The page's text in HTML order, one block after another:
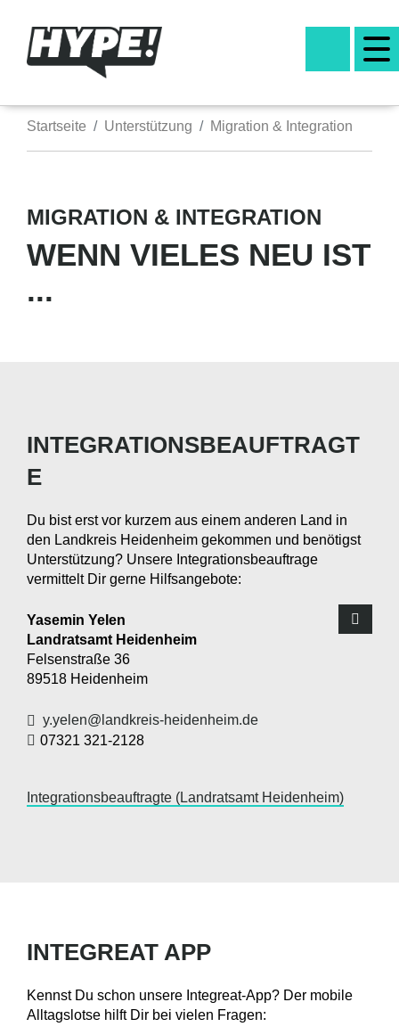
Startseite Unterstützung Migration & Integration
MIGRATION & INTEGRATION
WENN VIELES NEU IST
...
INTEGRATIONSBEAUFTRAGT
E
Du bist erst vor kurzem aus einem anderen Land in
den Landkreis Heidenheim gekommen und benötigst
Unterstützung? Unsere Integrationsbeauftrage
vermittelt Dir gerne Hilfsangebote:
Yasemin Yelen
Landratsamt Heidenheim
Felsenstraße 36
89518 Heidenheim
y.yelen@landkreis-heidenheim.de
07321 321-2128
Integrationsbeauftragte (Landratsamt Heidenheim)
INTEGREAT APP
Kennst Du schon unsere Integreat-App? Der mobile
Alltagslotse hilft Dir bei vielen Fragen: